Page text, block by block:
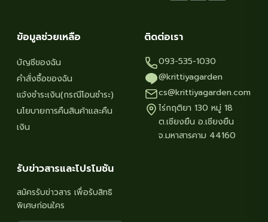
ข้อมูลช่วยเหลือ
บัญชีของฉัน
คำสั่งซื้อของฉัน
แจ้งชำระเงิน(กรณีโอนชำระ)
นโยบายการคืนสินค้าและคืน
เงิน
ติดต่อเรา
093-535-1030
@krittiyagarden
cs@krittiyagarden.com
ไร่กฤติยา 130 หมู่ 18
ต.เชียงยืน อ.เชียงยืน
จ.มหาสารคาม 44160
รับข่าวสารและโปรโมชัน
สมัครรับข่าวสาร เพื่อรับสิทธิ
พิเศษก่อนใคร